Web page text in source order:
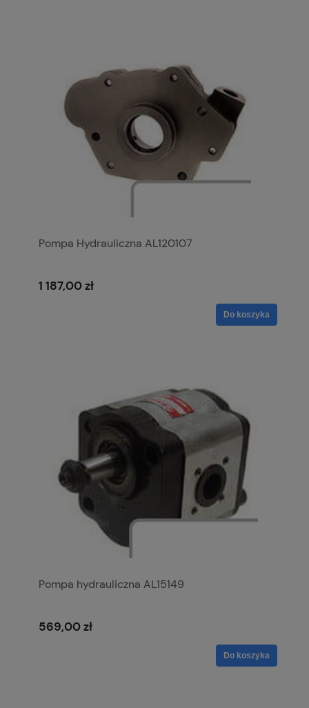
Pompa Hydrauliczna AL120107
1 187,00 zł
Do koszyka
Pompa hydrauliczna AL15149
569,00 zł
Do koszyka